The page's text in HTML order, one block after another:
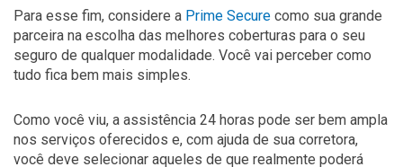
Para esse fim, considere a Prime Secure como sua grande
parceira na escolha das melhores coberturas para o seu
seguro de qualquer modalidade. Você vai perceber como
tudo fica bem mais simples.
Como você viu, a assistência 24 horas pode ser bem ampla
nos serviços oferecidos e, com ajuda de sua corretora,
você deve selecionar aqueles de que realmente poderá